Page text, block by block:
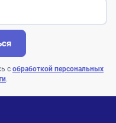
с обработкой персональных
.